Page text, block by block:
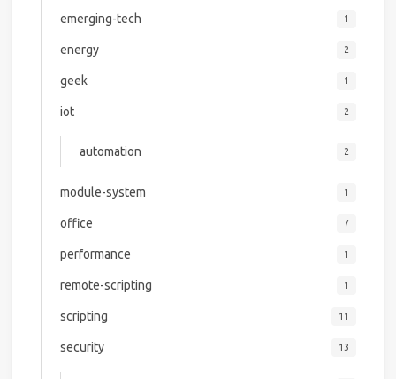
emerging-tech 1
energy 2
geek 1
iot 2
automation 2
module-system 1
office 7
performance 1
remote-scripting 1
scripting 11
security 13